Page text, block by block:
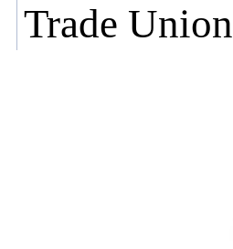
Trade Union